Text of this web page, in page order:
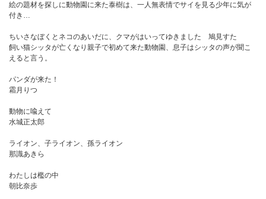
絵の題材を探しに動物園に来た泰樹は、一人無表情でサイを見る少年に気が
付き…
ちいさなぼくとネコのあいだに、クマがはいってゆきました 鳩見すた
飼い猫シッタが亡くなり親子で初めて来た動物園、息子はシッタの声が聞こ
えると言う。
パンダが来た！
霜月りつ
動物に喩えて
水城正太郎
ライオン、子ライオン、孫ライオン
那識あきら
わたしは檻の中
朝比奈歩